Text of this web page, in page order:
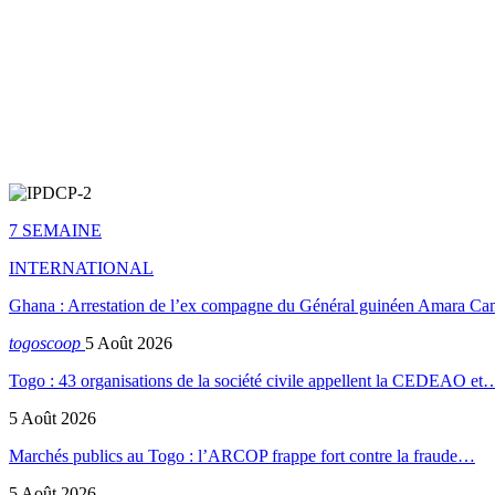
7 SEMAINE
INTERNATIONAL
Ghana : Arrestation de l’ex compagne du Général guinéen Amara
togoscoop 5 Août 2026
Togo : 43 organisations de la société civile appellent la CEDEAO
5 Août 2026
Marchés publics au Togo : l’ARCOP frappe fort contre la fraude…